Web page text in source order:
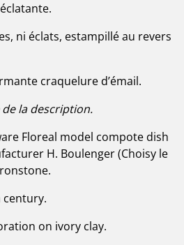
ni éclats, estampillé au revers
craquelure d’émail.
la description.
Floreal model compote dish
H. Boulenger (Choisy le
century.
on ivory clay.